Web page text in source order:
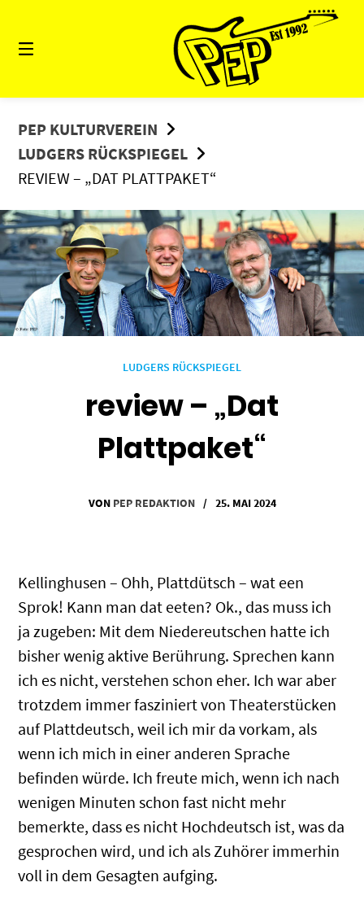
Inhalt
PEP KULTURVEREIN
LUDGERS RÜCKSPIEGEL
REVIEW – „DAT PLATTPAKET“
LUDGERS RÜCKSPIEGEL
review – „Dat
Plattpaket“
VON PEP REDAKTION / 25. MAI 2024
Kellinghusen – Ohh, Plattdütsch – wat een
Sprok! Kann man dat eeten? Ok., das muss ich
ja zugeben: Mit dem Niedereutschen hatte ich
bisher wenig aktive Berührung. Sprechen kann
ich es nicht, verstehen schon eher. Ich war aber
trotzdem immer fasziniert von Theaterstücken
auf Plattdeutsch, weil ich mir da vorkam, als
wenn ich mich in einer anderen Sprache
befinden würde. Ich freute mich, wenn ich nach
wenigen Minuten schon fast nicht mehr
bemerkte, dass es nicht Hochdeutsch ist, was da
gesprochen wird, und ich als Zuhörer immerhin
voll in dem Gesagten aufging.